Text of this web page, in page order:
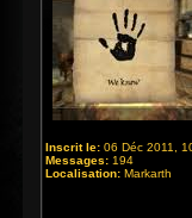
Inscrit le: 06 Déc 2011,
Messages: 194
Localisation: Markarth